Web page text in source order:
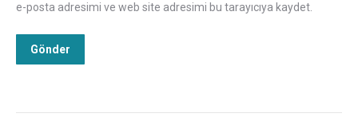
e-posta adresimi ve web site adresimi bu tarayıcıya kaydet.